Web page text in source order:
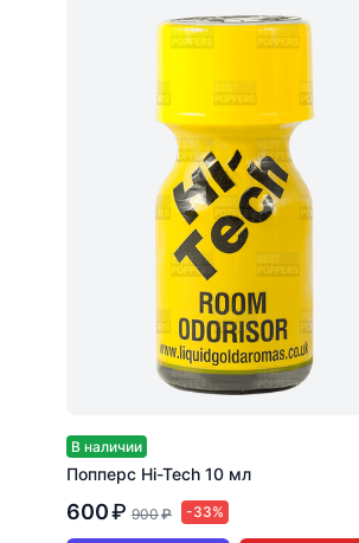
В наличии
Попперс Hi-Tech 10 мл
600₽ 900₽ -33%